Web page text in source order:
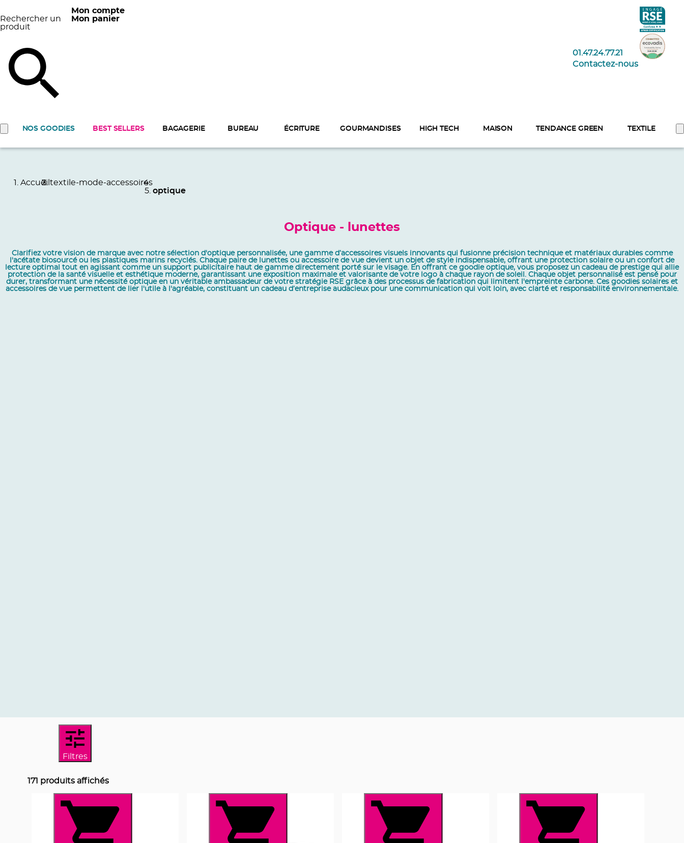
Rechercher un
produit
Mon compte
Mon panier
01.47.24.77.21
Contactez-nous
NOS GOODIES BEST SELLERS BAGAGERIE BUREAU ÉCRITURE GOURMANDISES HIGH TECH MAISON TENDANCE GREEN TEXTILE
Accueil textile-mode-accessoires
optique
Optique - lunettes
Clarifiez votre vision de marque avec notre sélection d'optique personnalisée, une gamme d’accessoires visuels innovants qui fusionne précision technique et matériaux durables comme
l'acétate biosourcé ou les plastiques marins recyclés. Chaque paire de lunettes ou accessoire de vue devient un objet de style indispensable, offrant une protection solaire ou un confort de
lecture optimal tout en agissant comme un support publicitaire haut de gamme directement porté sur le visage. En offrant ce goodie optique, vous proposez un cadeau de prestige qui allie
protection de la santé visuelle et esthétique moderne, garantissant une exposition maximale et valorisante de votre logo à chaque rayon de soleil. Chaque objet personnalisé est pensé pour
durer, transformant une nécessité optique en un véritable ambassadeur de votre stratégie RSE grâce à des processus de fabrication qui limitent l'empreinte carbone. Ces goodies solaires et
accessoires de vue permettent de lier l'utile à l'agréable, constituant un cadeau d’entreprise audacieux pour une communication qui voit loin, avec clarté et responsabilité environnementale.
Filtres
171 produits affichés